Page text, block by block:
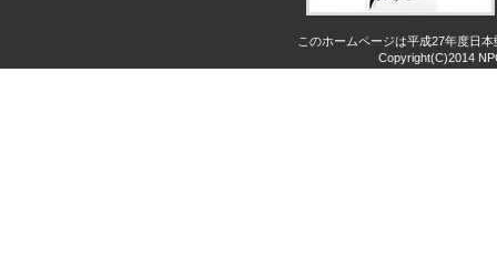
このホームページは平成27年度日
Copyright(C)2014